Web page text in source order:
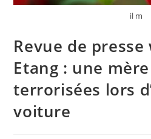
il m
Revue de presse
Etang : une
terrorisées lors
voiture